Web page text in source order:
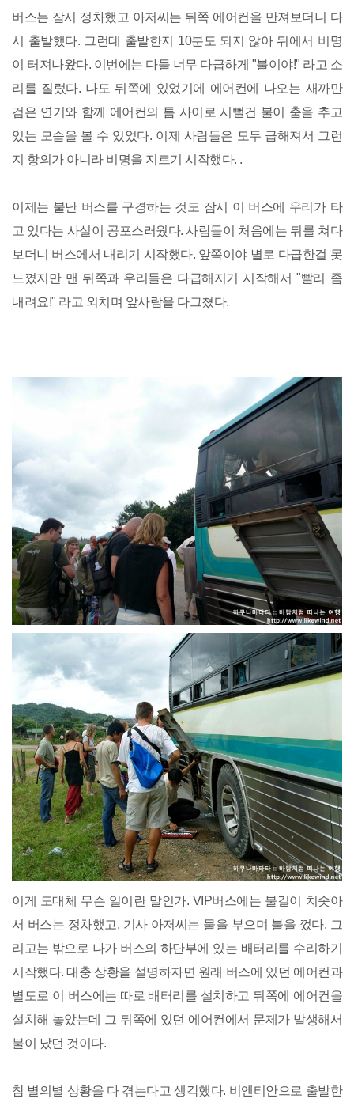
버스는 잠시 정차했고 아저씨는 뒤쪽 에어컨을 만져보더니 다
시 출발했다. 그런데 출발한지 10분도 되지 않아 뒤에서 비명
이 터져나왔다. 이번에는 다들 너무 다급하게 "불이야!" 라고 소
리를 질렀다. 나도 뒤쪽에 있었기에 에어컨에 나오는 새까만
검은 연기와 함께 에어컨의 틈 사이로 시뻘건 불이 춤을 추고
있는 모습을 볼 수 있었다. 이제 사람들은 모두 급해져서 그런
지 항의가 아니라 비명을 지르기 시작했다. .
이제는 불난 버스를 구경하는 것도 잠시 이 버스에 우리가 타
고 있다는 사실이 공포스러웠다. 사람들이 처음에는 뒤를 쳐다
보더니 버스에서 내리기 시작했다. 앞쪽이야 별로 다급한걸 못
느꼈지만 맨 뒤쪽과 우리들은 다급해지기 시작해서 "빨리 좀
내려요!" 라고 외치며 앞사람을 다그쳤다.
이게 도대체 무슨 일이란 말인가. VIP버스에는 불길이 치솟아
서 버스는 정차했고, 기사 아저씨는 물을 부으며 불을 껐다. 그
리고는 밖으로 나가 버스의 하단부에 있는 배터리를 수리하기
시작했다. 대충 상황을 설명하자면 원래 버스에 있던 에어컨과
별도로 이 버스에는 따로 배터리를 설치하고 뒤쪽에 에어컨을
설치해 놓았는데 그 뒤쪽에 있던 에어컨에서 문제가 발생해서
불이 났던 것이다.
참 별의별 상황을 다 겪는다고 생각했다. 비엔티안으로 출발한